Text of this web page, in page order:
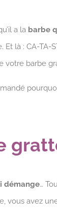
a la barbe
là : CA-TA-
votre barbe
démange…
avez